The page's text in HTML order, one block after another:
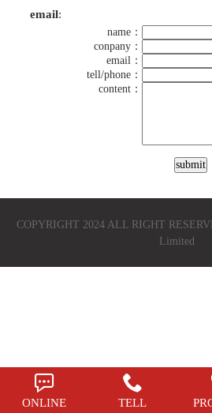
email:
name：
conpany：
email：
tell/phone：
content：
COPYRIGHT 2024 ALL RIGHT
Limited
ONLINE TELL